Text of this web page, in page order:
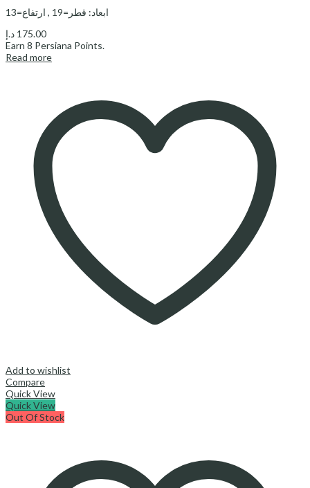
ابعاد: قطر=19 , ارتفاع=13
175.00 د.إ
Earn 8 Persiana Points.
Read more
Add to wishlist
Compare
Quick View
Quick View
Out Of Stock